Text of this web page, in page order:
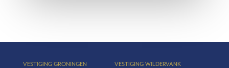
VESTIGING GRONINGEN VESTIGING WILDERVANK